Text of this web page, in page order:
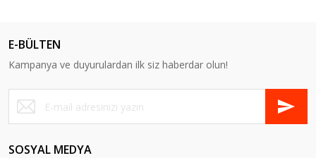
E-BÜLTEN
Kampanya ve duyurulardan ilk siz haberdar olun!
SOSYAL MEDYA